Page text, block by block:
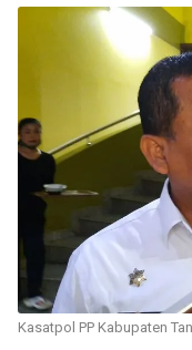
Kasatpol PP Kabupaten